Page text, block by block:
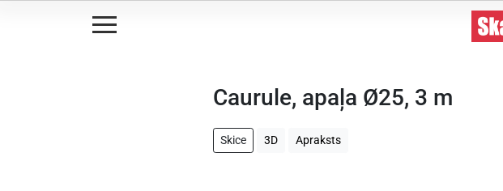
Caurule, apaļa Ø25, 3 m
Skice 3D Apraksts